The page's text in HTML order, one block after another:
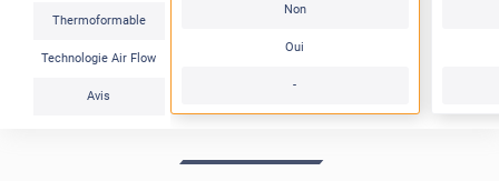
Thermoformable
Technologie Air Flow
Avis
Non
Oui
-